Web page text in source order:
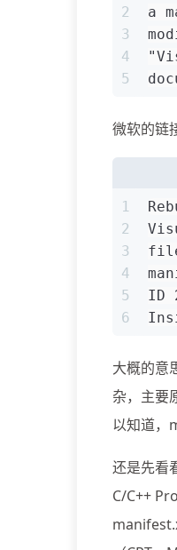
2
3
4
5
a
微软的链
1
2
3
4
5
6
ID
大概的意
杂，主要
以知道，
还是先看
C/C++